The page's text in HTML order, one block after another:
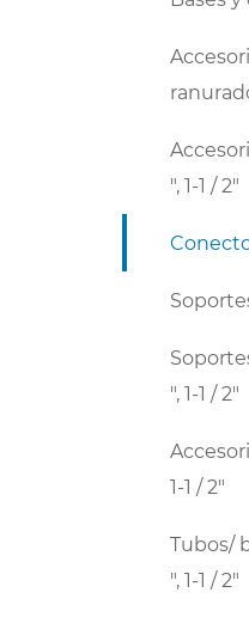
", 1-1 / 2"
", 1-1 / 2"
1-1 / 2"
Tubos/
", 1-1 / 2"